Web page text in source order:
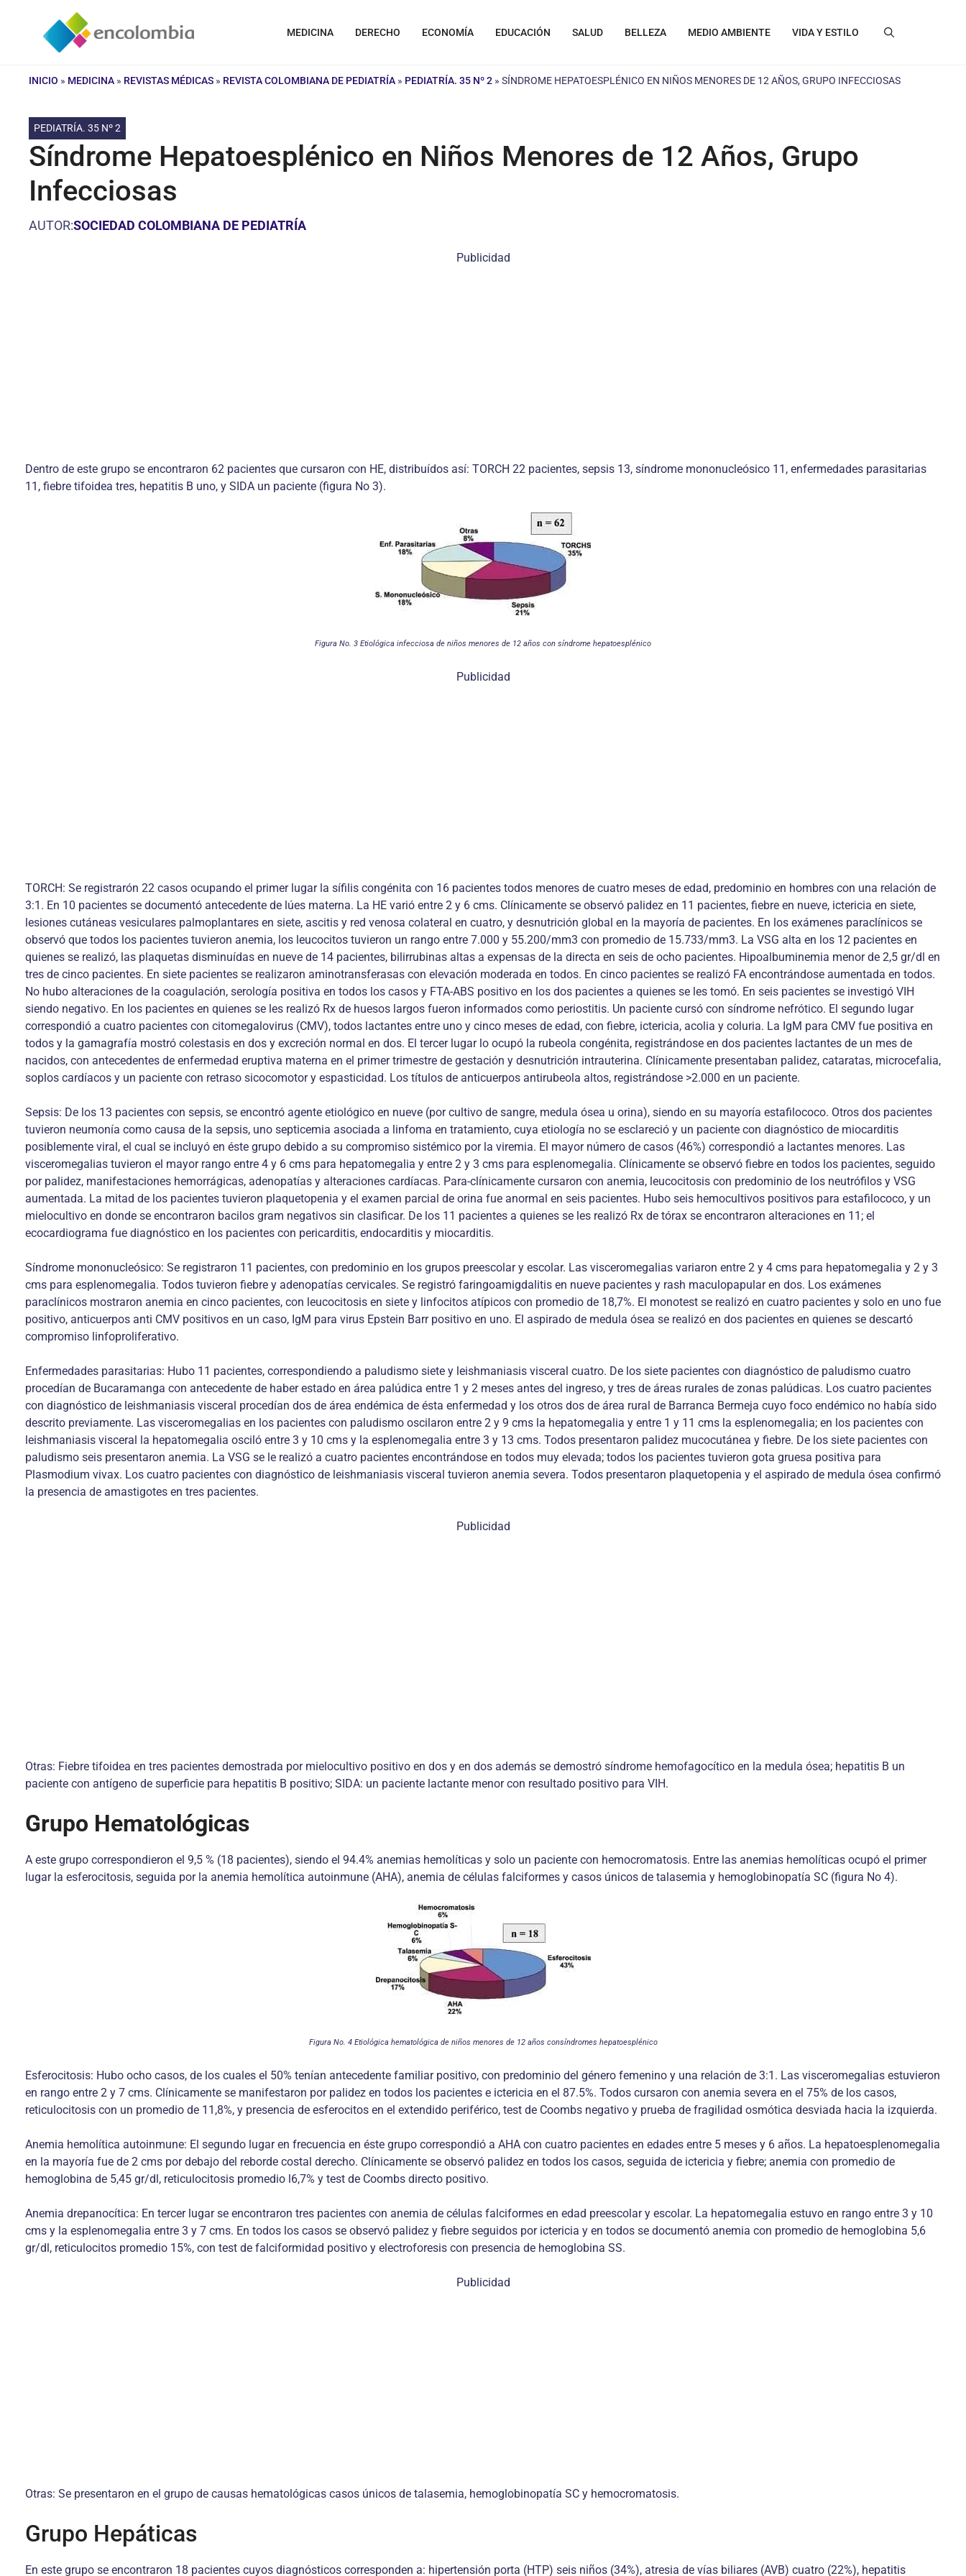
contenido
MEDICINA DERECHO ECONOMÍA EDUCACIÓN SALUD BELLEZA MEDIO AMBIENTE VIDA Y ESTILO
INICIO » MEDICINA » REVISTAS MÉDICAS » REVISTA COLOMBIANA DE PEDIATRÍA » PEDIATRÍA. 35 Nº 2 » SÍNDROME HEPATOESPLÉNICO EN NIÑOS MENORES DE 12 AÑOS, GRUPO INFECCIOSAS
PEDIATRÍA. 35 Nº 2
Síndrome Hepatoesplénico en Niños Menores de 12 Años, Grupo
Infecciosas
AUTOR:SOCIEDAD COLOMBIANA DE PEDIATRÍA
Publicidad
Dentro de este grupo se encontraron 62 pacientes que cursaron con HE, distribuídos así: TORCH 22 pacientes, sepsis 13, síndrome mononucleósico 11, enfermedades parasitarias
11, fiebre tifoidea tres, hepatitis B uno, y SIDA un paciente (figura No 3).
Figura No. 3 Etiológica infecciosa de niños menores de 12 años con síndrome hepatoesplénico
Publicidad
TORCH: Se registrarón 22 casos ocupando el primer lugar la sífilis congénita con 16 pacientes todos menores de cuatro meses de edad, predominio en hombres con una relación de
3:1. En 10 pacientes se documentó antecedente de lúes materna. La HE varió entre 2 y 6 cms. Clínicamente se observó palidez en 11 pacientes, fiebre en nueve, ictericia en siete,
lesiones cutáneas vesiculares palmoplantares en siete, ascitis y red venosa colateral en cuatro, y desnutrición global en la mayoría de pacientes. En los exámenes paraclínicos se
observó que todos los pacientes tuvieron anemia, los leucocitos tuvieron un rango entre 7.000 y 55.200/mm3 con promedio de 15.733/mm3. La VSG alta en los 12 pacientes en
quienes se realizó, las plaquetas disminuídas en nueve de 14 pacientes, bilirrubinas altas a expensas de la directa en seis de ocho pacientes. Hipoalbuminemia menor de 2,5 gr/dl en
tres de cinco pacientes. En siete pacientes se realizaron aminotransferasas con elevación moderada en todos. En cinco pacientes se realizó FA encontrándose aumentada en todos.
No hubo alteraciones de la coagulación, serología positiva en todos los casos y FTA-ABS positivo en los dos pacientes a quienes se les tomó. En seis pacientes se investigó VIH
siendo negativo. En los pacientes en quienes se les realizó Rx de huesos largos fueron informados como periostitis. Un paciente cursó con síndrome nefrótico. El segundo lugar
correspondió a cuatro pacientes con citomegalovirus (CMV), todos lactantes entre uno y cinco meses de edad, con fiebre, ictericia, acolia y coluria. La IgM para CMV fue positiva en
todos y la gamagrafía mostró colestasis en dos y excreción normal en dos. El tercer lugar lo ocupó la rubeola congénita, registrándose en dos pacientes lactantes de un mes de
nacidos, con antecedentes de enfermedad eruptiva materna en el primer trimestre de gestación y desnutrición intrauterina. Clínicamente presentaban palidez, cataratas, microcefalia,
soplos cardíacos y un paciente con retraso sicocomotor y espasticidad. Los títulos de anticuerpos antirubeola altos, registrándose >2.000 en un paciente.
Sepsis: De los 13 pacientes con sepsis, se encontró agente etiológico en nueve (por cultivo de sangre, medula ósea u orina), siendo en su mayoría estafilococo. Otros dos pacientes
tuvieron neumonía como causa de la sepsis, uno septicemia asociada a linfoma en tratamiento, cuya etiología no se esclareció y un paciente con diagnóstico de miocarditis
posiblemente viral, el cual se incluyó en éste grupo debido a su compromiso sistémico por la viremia. El mayor número de casos (46%) correspondió a lactantes menores. Las
visceromegalias tuvieron el mayor rango entre 4 y 6 cms para hepatomegalia y entre 2 y 3 cms para esplenomegalia. Clínicamente se observó fiebre en todos los pacientes, seguido
por palidez, manifestaciones hemorrágicas, adenopatías y alteraciones cardíacas. Para-clínicamente cursaron con anemia, leucocitosis con predominio de los neutrófilos y VSG
aumentada. La mitad de los pacientes tuvieron plaquetopenia y el examen parcial de orina fue anormal en seis pacientes. Hubo seis hemocultivos positivos para estafilococo, y un
mielocultivo en donde se encontraron bacilos gram negativos sin clasificar. De los 11 pacientes a quienes se les realizó Rx de tórax se encontraron alteraciones en 11; el
ecocardiograma fue diagnóstico en los pacientes con pericarditis, endocarditis y miocarditis.
Síndrome mononucleósico: Se registraron 11 pacientes, con predominio en los grupos preescolar y escolar. Las visceromegalias variaron entre 2 y 4 cms para hepatomegalia y 2 y 3
cms para esplenomegalia. Todos tuvieron fiebre y adenopatías cervicales. Se registró faringoamigdalitis en nueve pacientes y rash maculopapular en dos. Los exámenes
paraclínicos mostraron anemia en cinco pacientes, con leucocitosis en siete y linfocitos atípicos con promedio de 18,7%. El monotest se realizó en cuatro pacientes y solo en uno fue
positivo, anticuerpos anti CMV positivos en un caso, IgM para virus Epstein Barr positivo en uno. El aspirado de medula ósea se realizó en dos pacientes en quienes se descartó
compromiso linfoproliferativo.
Enfermedades parasitarias: Hubo 11 pacientes, correspondiendo a paludismo siete y leishmaniasis visceral cuatro. De los siete pacientes con diagnóstico de paludismo cuatro
procedían de Bucaramanga con antecedente de haber estado en área palúdica entre 1 y 2 meses antes del ingreso, y tres de áreas rurales de zonas palúdicas. Los cuatro pacientes
con diagnóstico de leishmaniasis visceral procedían dos de área endémica de ésta enfermedad y los otros dos de área rural de Barranca Bermeja cuyo foco endémico no había sido
descrito previamente. Las visceromegalias en los pacientes con paludismo oscilaron entre 2 y 9 cms la hepatomegalia y entre 1 y 11 cms la esplenomegalia; en los pacientes con
leishmaniasis visceral la hepatomegalia osciló entre 3 y 10 cms y la esplenomegalia entre 3 y 13 cms. Todos presentaron palidez mucocutánea y fiebre. De los siete pacientes con
paludismo seis presentaron anemia. La VSG se le realizó a cuatro pacientes encontrándose en todos muy elevada; todos los pacientes tuvieron gota gruesa positiva para
Plasmodium vivax. Los cuatro pacientes con diagnóstico de leishmaniasis visceral tuvieron anemia severa. Todos presentaron plaquetopenia y el aspirado de medula ósea confirmó
la presencia de amastigotes en tres pacientes.
Publicidad
Otras: Fiebre tifoidea en tres pacientes demostrada por mielocultivo positivo en dos y en dos además se demostró síndrome hemofagocítico en la medula ósea; hepatitis B un
paciente con antígeno de superficie para hepatitis B positivo; SIDA: un paciente lactante menor con resultado positivo para VIH.
Grupo Hematológicas
A este grupo correspondieron el 9,5 % (18 pacientes), siendo el 94.4% anemias hemolíticas y solo un paciente con hemocromatosis. Entre las anemias hemolíticas ocupó el primer
lugar la esferocitosis, seguida por la anemia hemolítica autoinmune (AHA), anemia de células falciformes y casos únicos de talasemia y hemoglobinopatía SC (figura No 4).
Figura No. 4 Etiológica hematológica de niños menores de 12 años consíndromes hepatoesplénico
Esferocitosis: Hubo ocho casos, de los cuales el 50% tenían antecedente familiar positivo, con predominio del género femenino y una relación de 3:1. Las visceromegalias estuvieron
en rango entre 2 y 7 cms. Clínicamente se manifestaron por palidez en todos los pacientes e ictericia en el 87.5%. Todos cursaron con anemia severa en el 75% de los casos,
reticulocitosis con un promedio de 11,8%, y presencia de esferocitos en el extendido periférico, test de Coombs negativo y prueba de fragilidad osmótica desviada hacia la izquierda.
Anemia hemolítica autoinmune: El segundo lugar en frecuencia en éste grupo correspondió a AHA con cuatro pacientes en edades entre 5 meses y 6 años. La hepatoesplenomegalia
en la mayoría fue de 2 cms por debajo del reborde costal derecho. Clínicamente se observó palidez en todos los casos, seguida de ictericia y fiebre; anemia con promedio de
hemoglobina de 5,45 gr/dl, reticulocitosis promedio l6,7% y test de Coombs directo positivo.
Anemia drepanocítica: En tercer lugar se encontraron tres pacientes con anemia de células falciformes en edad preescolar y escolar. La hepatomegalia estuvo en rango entre 3 y 10
cms y la esplenomegalia entre 3 y 7 cms. En todos los casos se observó palidez y fiebre seguidos por ictericia y en todos se documentó anemia con promedio de hemoglobina 5,6
gr/dl, reticulocitos promedio 15%, con test de falciformidad positivo y electroforesis con presencia de hemoglobina SS.
Publicidad
Otras: Se presentaron en el grupo de causas hematológicas casos únicos de talasemia, hemoglobinopatía SC y hemocromatosis.
Grupo Hepáticas
En este grupo se encontraron 18 pacientes cuyos diagnósticos corresponden a: hipertensión porta (HTP) seis niños (34%), atresia de vías biliares (AVB) cuatro (22%), hepatitis